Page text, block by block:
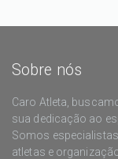
Sobre nós
Caro Atleta,
sua dedicação ao
Somos
atletas e